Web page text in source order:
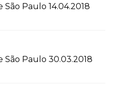
Paulo 14.04.2018
São Paulo 30.03.2018